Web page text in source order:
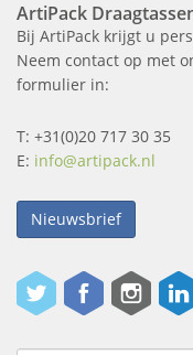
ArtiPack
Bij ArtiPack krijgt u
Neem contact op met
formulier in:
T: +31(0)20 717 30 35
E: info@artipack.nl
Nieuwsbrief